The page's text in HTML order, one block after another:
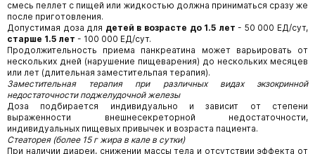
смесь пеллет с пищей или жидкостью должна приниматься сразу же
после приготовления.
Допустимая доза для детей в возрасте до 1.5 лет - 50 000 ЕД/сут,
старше 1.5 лет - 100 000 ЕД/сут.
Продолжительность приема панкреатина может варьировать от
нескольких дней (нарушение пищеварения) до нескольких месяцев
или лет (длительная заместительпая терапия).
Заместительная терапия при различных видах экзокринной
недостаточности поджелудочной железы
Доза подбирается индивидуально и зависит от степени
выраженности внешнесекреторной недостаточности,
индивидуальных пищевых привычек и возраста пациента.
Стеаторея (более 15 г жира в кале в сутки)
При наличии диареи, снижении массы тела и отсутствии эффекта от